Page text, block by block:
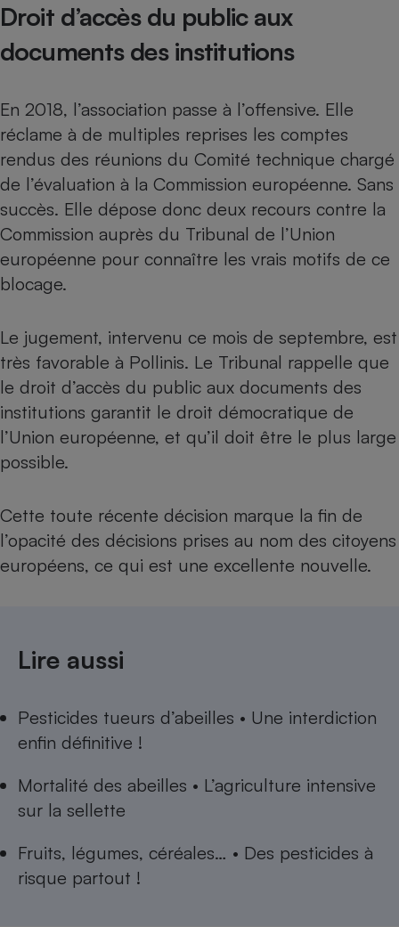
Droit d’accès du public aux
documents des institutions
En 2018, l’association passe à l’offensive. Elle
réclame à de multiples reprises les comptes
rendus des réunions du Comité technique chargé
de l’évaluation à la Commission européenne. Sans
succès. Elle dépose donc deux recours contre la
Commission auprès du Tribunal de l’Union
européenne pour connaître les vrais motifs de ce
blocage.
Le jugement, intervenu ce mois de septembre, est
très favorable à Pollinis. Le Tribunal rappelle que
le droit d’accès du public aux documents des
institutions garantit le droit démocratique de
l’Union européenne, et qu’il doit être le plus large
possible.
Cette toute récente décision marque la fin de
l’opacité des décisions prises au nom des citoyens
européens, ce qui est une excellente nouvelle.
Lire aussi
Pesticides tueurs d’abeilles • Une interdiction
enfin définitive !
Mortalité des abeilles • L’agriculture intensive
sur la sellette
Fruits, légumes, céréales… • Des pesticides à
risque partout !
Cafetière à expressos
Robot ménager